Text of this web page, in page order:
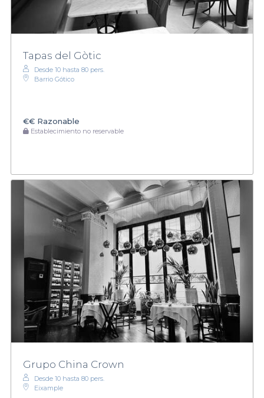
Tapas del Gòtic
Desde 10 hasta 80 pers.
Barrio Gótico
€€ Razonable
Establecimiento no reservable
Grupo China Crown
Desde 10 hasta 80 pers.
Eixample